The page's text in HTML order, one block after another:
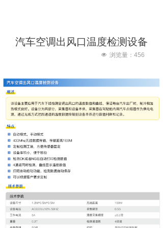
汽车空调出风口温度检测设备
넶 浏览量： 456